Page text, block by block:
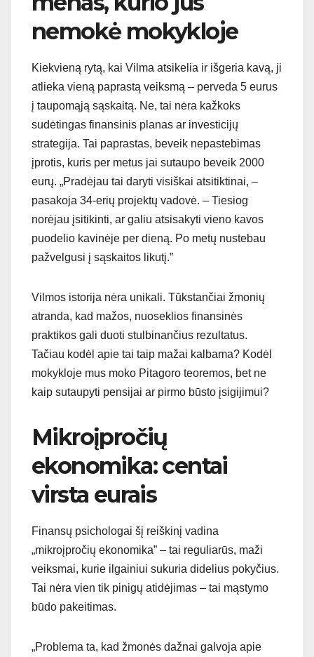
nemokė mokykloje
Kiekvieną rytą, kai Vilma atsikelia ir išgeria kavą, ji
atlieka vieną paprastą veiksmą – perveda 5 eurus
į taupomąją sąskaitą. Ne, tai nėra kažkoks
sudėtingas finansinis planas ar investicijų
strategija. Tai paprastas, beveik nepastebimas
įprotis, kuris per metus jai sutaupo beveik 2000
eurų. „Pradėjau tai daryti visiškai atsitiktinai, –
pasakoja 34-erių projektų vadovė. – Tiesiog
norėjau įsitikinti, ar galiu atsisakyti vieno kavos
puodelio kavinėje per dieną. Po metų nustebau
pažvelgusi į sąskaitos likutį.”
Vilmos istorija nėra unikali. Tūkstančiai žmonių
atranda, kad mažos, nuoseklios finansinės
praktikos gali duoti stulbinančius rezultatus.
Tačiau kodėl apie tai taip mažai kalbama? Kodėl
mokykloje mus moko Pitagoro teoremos, bet ne
kaip sutaupyti pensijai ar pirmo būsto įsigijimui?
Mikroįpročių
ekonomika: centai
virsta eurais
Finansų psichologai šį reiškinį vadina
„mikroįpročių ekonomika” – tai reguliarūs, maži
veiksmai, kurie ilgainiui sukuria didelius pokyčius.
Tai nėra vien tik pinigų atidėjimas – tai mąstymo
būdo pakeitimas.
„Problema ta, kad žmonės dažnai galvoja apie